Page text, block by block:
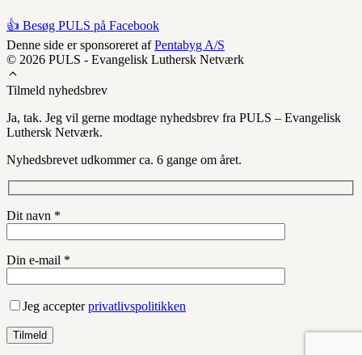
👍 Besøg PULS på Facebook
Denne side er sponsoreret afPentabyg A/S
© 2026 PULS - Evangelisk Luthersk Netværk
Tilmeld nyhedsbrev
Ja, tak. Jeg vil gerne modtage nyhedsbrev fra PULS – Evangelisk
Luthersk Netværk.
Nyhedsbrevet udkommer ca. 6 gange om året.
Dit navn *
Din e-mail *
Jeg accepterprivatlivspolitikken